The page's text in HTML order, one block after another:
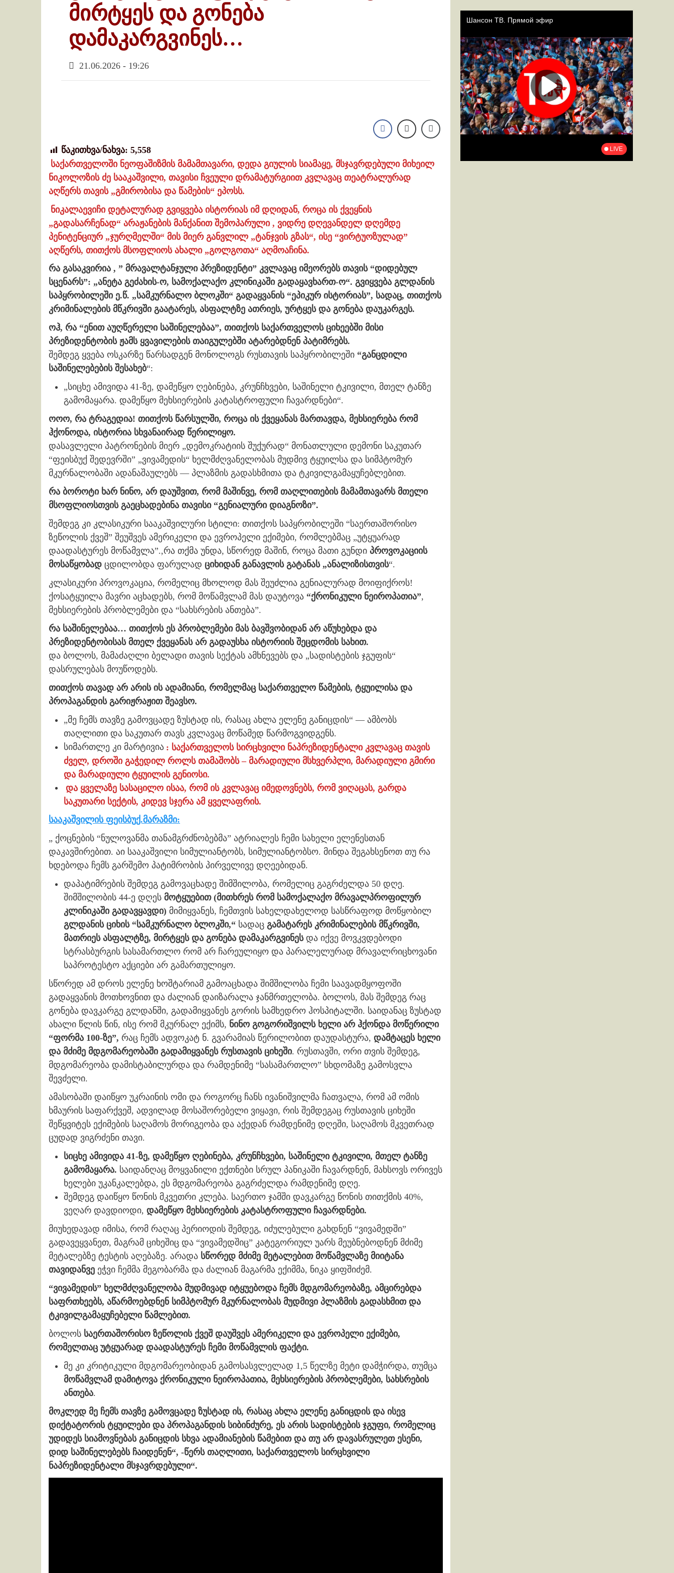
მირტყეს და გონება
დამაკარგვინეს…
21.06.2026 - 19:26
წაკითხვა/ნახვა: 5,558
საქართველოში ნეოფაშიზმის მამამთავარი, დედა გიულის სიამაყე, მსჯავრდებული მიხეილ
ნიკოლოზის ძე სააკაშვილი, თავისი ჩვეული დრამატურგიით კვლავაც თეატრალურად
აღწერს თავის „გმირობისა და წამების“ ეპოსს.
ნიკალაევიჩი დეტალურად გვიყვება ისტორიას იმ დღიდან, როცა ის ქვეყნის
„გადასარჩენად“ არაჟანების მანქანით შემოპარული , ვიდრე დღევანდელ დღემდე
პენიტენციურ „ჯურღმელში“ მის მიერ განვლილ „ტანჯვის გზას“, ისე “ვირტუოზულად”
აღწერს, თითქოს მსოფლიოს ახალი „გოლგოთა“ აღმოაჩინა.
რა გასაკვირია , ” მრავალტანჯული პრეზიდენტი” კვლავაც იმეორებს თავის “დიდებულ
სცენარს”: „ანეტა გეძახის-ო, სამოქალაქო კლინიკაში გადაყავხართ-ო“. გვიყვება გლდანის
საპყრობილეში ე.წ. „სამკურნალო ბლოკში“ გადაყვანის “ეპიკურ ისტორიას”, სადაც, თითქოს
კრიმინალების მწკრივში გაატარეს, ასფალტზე ათრიეს, ურტყეს და გონება დაუკარგეს.
ოჰ, რა “ენით აუღწერელი საშინელებაა”, თითქოს საქართველოს ციხეებში მისი
პრეზიდენტობის ჟამს ყვავილების თაიგულებში ატარებდნენ პატიმრებს.
შემდეგ ყვება ოსკარზე წარსადგენ მონოლოგს რუსთავის საპყრობილეში “განცდილი
საშინელებების შესახებ“:
„სიცხე ამივიდა 41-ზე, დამეწყო ღებინება, კრუნჩხვები, საშინელი ტკივილი, მთელ ტანზე
გამომაყარა. დამეწყო მეხსიერების კატასტროფული ჩავარდნები“.
ოოო, რა ტრაგედია! თითქოს წარსულში, როცა ის ქვეყანას მართავდა, მეხსიერება რომ
ჰქონოდა, ისტორია სხვანაირად წერილიყო.
დასავლელი პატრონების მიერ „დემოკრატიის შუქურად“ მონათლული დემონი საკუთარ
“ფეისბუქ შედევრში” „ვივამედის“ ხელმძღვანელობას მუდმივ ტყუილსა და სიმპტომურ
მკურნალობაში ადანაშაულებს — პლაზმის გადასხმითა და ტკივილგამაყუჩებლებით.
რა ბოროტი ხარ ნინო, არ დაუშვით, რომ მაშინვე, რომ თაღლითების მამამთავარს მთელი
მსოფლიოსთვის გაეცხადებინა თავისი “გენიალური დიაგნოზი”.
შემდეგ კი კლასიკური სააკაშვილური სტილი: თითქოს საპყრობილეში “საერთაშორისო
ზეწოლის ქვეშ” შეუშვეს ამერიკელი და ევროპელი ექიმები, რომლებმაც „უტყუარად
დაადასტურეს მოწამვლა”.,რა თქმა უნდა, სწორედ მაშინ, როცა მათი გუნდი პროვოკაციის
მოსაწყობად ცდილობდა ფარულად ციხიდან განავლის გატანას „ანალიზისთვის“.
კლასიკური პროვოკაცია, რომელიც მხოლოდ მას შეუძლია გენიალურად მოიფიქროს!
ქოსატყუილა მავრი აცხადებს, რომ მოწამვლამ მას დაუტოვა “ქრონიკული ნეიროპათია”,
მეხსიერების პრობლემები და “სახსრების ანთება”.
რა საშინელებაა… თითქოს ეს პრობლემები მას ბავშვობიდან არ აწუხებდა და
პრეზიდენტობისას მთელ ქვეყანას არ გადაუსხა ისტორიის შეცდომის სახით.
და ბოლოს, მამაძაღლი ბელადი თავის სექტას ამხნევებს და „სადისტების ჯგუფის“
დასრულებას მოუწოდებს.
თითქოს თავად არ არის ის ადამიანი, რომელმაც საქართველო წამების, ტყუილისა და
პროპაგანდის გარიჟრაჟით შეავსო.
„მე ჩემს თავზე გამოვცადე ზუსტად ის, რასაც ახლა ელენე განიცდის“ — ამბობს
თაღლითი და საკუთარ თავს კვლავაც მოწამედ წარმოგვიდგენს.
სიმართლე კი მარტივია : საქართველოს სირცხვილი ნაპრეზიდენტალი კვლავაც თავის
ძველ, დროში გაჭედილ როლს თამაშობს – მარადიული მსხვერპლი, მარადიული გმირი
და მარადიული ტყუილის გენიოსი.
და ყველაზე სასაცილო ისაა, რომ ის კვლავაც იმედოვნებს, რომ ვიღაცას, გარდა
საკუთარი სექტის, კიდევ სჯერა ამ ყველაფრის.
სააკაშვილის ფეისბუქ.მარაზმი:
„ ქოცნების “ნულოვანმა თანამგრძნობებმა” ატრიალეს ჩემი სახელი ელენესთან
დაკავშირებით. აი სააკაშვილი სიმულიანტობს, სიმულიანტობსო. მინდა შეგახსენოთ თუ რა
ხდებოდა ჩემს გარშემო პატიმრობის პირველივე დღეებიდან.
დაპატიმრების შემდეგ გამოვაცხადე შიმშილობა, რომელიც გაგრძელდა 50 დღე.
შიმშილობის 44-ე დღეს მოტყუებით (მითხრეს რომ სამოქალაქო მრავალპროფილურ
კლინიკაში გადავყავდი) მიმიყვანეს, ჩემთვის სახელდახელოდ სასწრაფოდ მოწყობილ
გლდანის ციხის “სამკურნალო ბლოკში,“ სადაც გამატარეს კრიმინალების მწკრივში,
მათრიეს ასფალტზე, მირტყეს და გონება დამაკარგვინეს და იქვე მოვკვდებოდი
სტრასბურგის სასამართლო რომ არ ჩარეულიყო და პარალელურად მრავალრიცხოვანი
საპროტესტო აქციები არ გამართულიყო.
სწორედ ამ დროს ელენე ხოშტარიამ გამოაცხადა შიმშილობა ჩემი საავადმყოფოში
გადაყვანის მოთხოვნით და ძალიან დაიზარალა ჯანმრთელობა. ბოლოს, მას შემდეგ რაც
გონება დავკარგე გლდანში, გადამიყვანეს გორის სამხედრო ჰოსპიტალში. საიდანაც ზუსტად
ახალი წლის წინ, ისე რომ მკურნალ ექიმს, ნინო გოგორიშვილს ხელი არ ჰქონდა მოწერილი
“ფორმა 100-ზე”, რაც ჩემს ადვოკატ ნ. გვარამიას წერილობით დაუდასტურა, დამტაცეს ხელი
და მძიმე მდგომარეობაში გადამიყვანეს რუსთავის ციხეში. რუსთავში, ორი თვის შემდეგ,
მდგომარეობა დამისტაბილურდა და რამდენიმე “სასამართლო” სხდომაზე გამოსვლა
შევძელი.
ამასობაში დაიწყო უკრაინის ომი და როგორც ჩანს ივანიშვილმა ჩათვალა, რომ ამ ომის
ხმაურის საფარქვეშ, ადვილად მოსაშორებელი ვიყავი, რის შემდეგაც რუსთავის ციხეში
შეწყვიტეს ექიმების საღამოს მორიგეობა და აქედან რამდენიმე დღეში, საღამოს მკვეთრად
ცუდად ვიგრძენი თავი.
სიცხე ამივიდა 41-ზე, დამეწყო ღებინება, კრუნჩხვები, საშინელი ტკივილი, მთელ ტანზე
გამომაყარა. საიდანღაც მოყვანილი ექთნები სრულ პანიკაში ჩავარდნენ, მახსოვს ორივეს
ხელები უკანკალებდა, ეს მდგომარეობა გაგრძელდა რამდენიმე დღე.
შემდეგ დაიწყო წონის მკვეთრი კლება. საერთო ჯამში დავკარგე წონის თითქმის 40%,
ვეღარ დავდიოდი, დამეწყო მეხსიერების კატასტროფული ჩავარდნები.
მიუხედავად იმისა, რომ რაღაც პერიოდის შემდეგ, იძულებული გახდნენ “ვივამედში”
გადავეყვანეთ, მაგრამ ციხეშიც და “ვივამედშიც” კატეგორიულ უარს მეუბნებოდნენ მძიმე
მეტალებზე ტესტის აღებაზე. არადა სწორედ მძიმე მეტალებით მოწამვლაზე მიიტანა
თავიდანვე ეჭვი ჩემმა მეგობარმა და ძალიან მაგარმა ექიმმა, ნიკა ყიფშიძემ.
“ვივამედის” ხელმძღვანელობა მუდმივად იტყუებოდა ჩემს მდგომარეობაზე, ამცირებდა
საფრთხეებს, აწარმოებდნენ სიმპტომურ მკურნალობას მუდმივი პლაზმის გადასხმით და
ტკივილგამაყუჩებელი წამლებით.
ბოლოს საერთაშორისო ზეწოლის ქვეშ დაუშვეს ამერიკელი და ევროპელი ექიმები,
რომელთაც უტყუარად დაადასტურეს ჩემი მოწამვლის ფაქტი.
მე კი კრიტიკული მდგომარეობიდან გამოსასვლელად 1,5 წელზე მეტი დამჭირდა, თუმცა
მოწამვლამ დამიტოვა ქრონიკული ნეიროპათია, მეხსიერების პრობლემები, სახსრების
ანთება.
მოკლედ მე ჩემს თავზე გამოვცადე ზუსტად ის, რასაც ახლა ელენე განიცდის და ისევ
დიქტატორის ტყუილები და პროპაგანდის სიბინძურე, ეს არის სადისტების ჯგუფი, რომელიც
უდიდეს სიამოვნებას განიცდის სხვა ადამიანების წამებით და თუ არ დავასრულეთ ესენი,
დიდ საშინელებებს ჩაიდენენ“, -წერს თაღლითი, საქართველოს სირცხვილი
ნაპრეზიდენტალი მსჯავრდებული“.